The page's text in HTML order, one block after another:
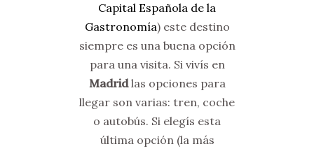
Capital Española de la
Gastronomía) este destino
siempre es una buena opción
para una visita. Si vivís en
Madridlas opciones para
llegar son varias: tren, coche
o autobús. Si elegís esta
última opción (la más